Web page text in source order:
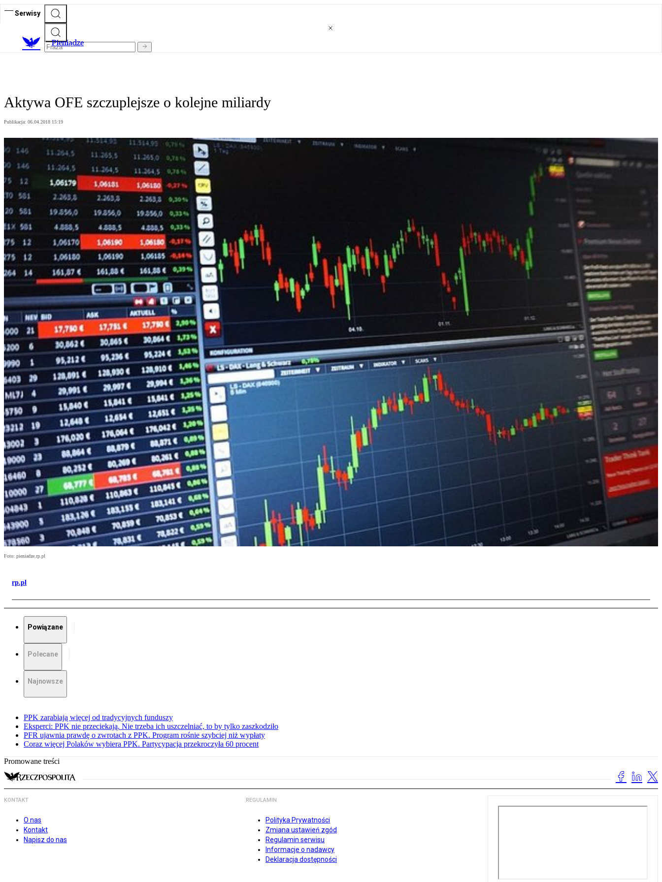
Serwisy
Pieniądze
Aktywa OFE szczuplejsze o kolejne miliardy
Publikacja: 06.04.2018 15:19
Foto: pieniadze.rp.pl
rp.pl
Powiązane
Polecane
Najnowsze
PPK zarabiają więcej od tradycyjnych funduszy
Eksperci: PPK nie przeciekają. Nie trzeba ich uszczelniać, to by tylko zaszkodziło
PFR ujawnia prawdę o zwrotach z PPK. Program rośnie szybciej niż wypłaty
Coraz więcej Polaków wybiera PPK. Partycypacja przekroczyła 60 procent
Promowane treści
KONTAKT
O nas
Kontakt
Napisz do nas
REGULAMIN
Polityka Prywatności
Zmiana ustawień zgód
Regulamin serwisu
Informacje o nadawcy
Deklaracja dostępności